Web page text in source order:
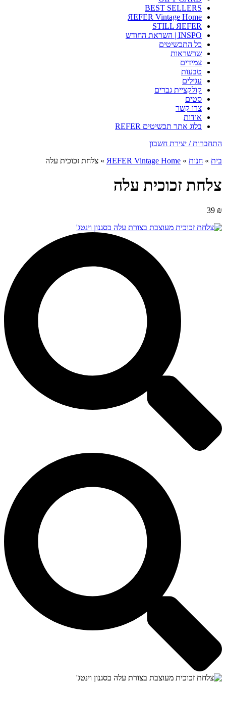
BEST SELLERS
ЯEFER Vintage Home
STILL ЯEFER
INSPO | השראת החודש
כל התכשיטים
שרשראות
צמידים
טבעות
עגילים
קולקציית גברים
סטים
צרו קשר
אודות
בלוג אתר תכשיטים REFER
התחברות / יצירת חשבון
בית » חנות »
ЯEFER Vintage Home
» צלחת זכוכית עלה
צלחת זכוכית עלה
39 ₪